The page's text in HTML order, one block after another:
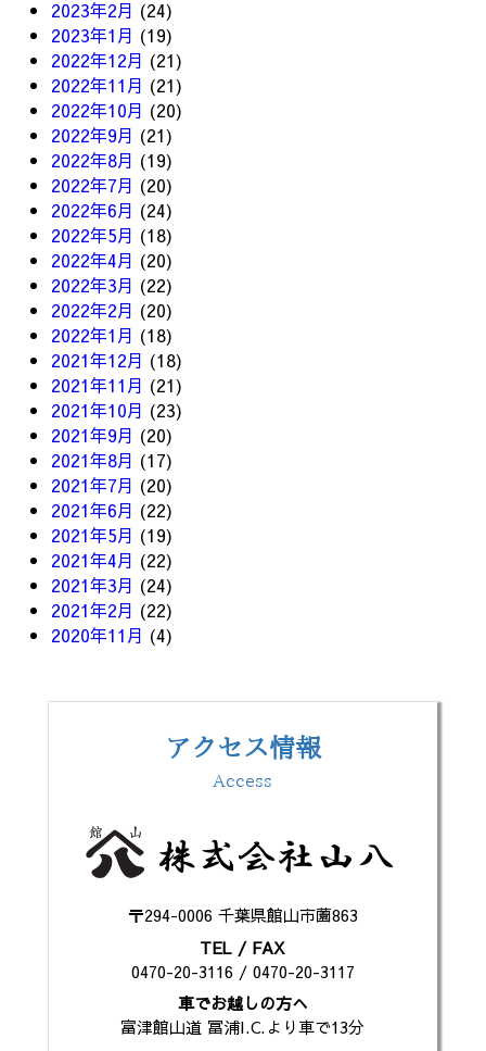
2023年2月 (24)
2023年1月 (19)
2022年12月 (21)
2022年11月 (21)
2022年10月 (20)
2022年9月 (21)
2022年8月 (19)
2022年7月 (20)
2022年6月 (24)
2022年5月 (18)
2022年4月 (20)
2022年3月 (22)
2022年2月 (20)
2022年1月 (18)
2021年12月 (18)
2021年11月 (21)
2021年10月 (23)
2021年9月 (20)
2021年8月 (17)
2021年7月 (20)
2021年6月 (22)
2021年5月 (19)
2021年4月 (22)
2021年3月 (24)
2021年2月 (22)
2020年11月 (4)
アクセス情報
Access
〒294-0006 千葉県館山市薗863
TEL / FAX
0470-20-3116 / 0470-20-3117
車でお越しの方へ
富津館山道 冨浦I.C.より車で13分